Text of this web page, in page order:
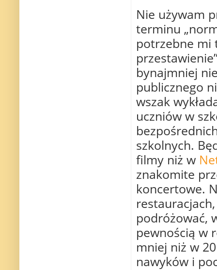
Nie używam
terminu
potrzebne mi
bynajmniej
publicznego
wszak
uczniów w
szkolnych.
filmy niż w
znakomite
koncertowe.
podróżować,
pewnością w
mniej niż w
nawyków i